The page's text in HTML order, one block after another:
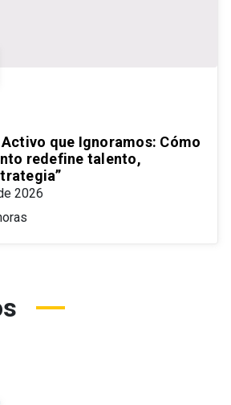
que Ignoramos: Cómo
redefine talento,
2026